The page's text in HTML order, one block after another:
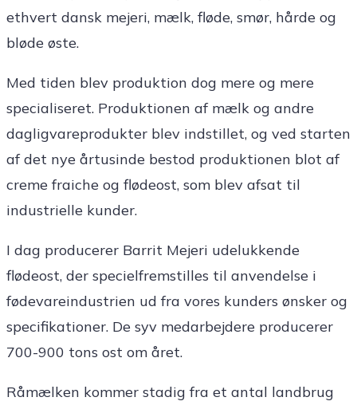
ethvert dansk mejeri, mælk, fløde, smør, hårde og
bløde øste.
Med tiden blev produktion dog mere og mere
specialiseret. Produktionen af mælk og andre
dagligvareprodukter blev indstillet, og ved starten
af det nye årtusinde bestod produktionen blot af
creme fraiche og flødeost, som blev afsat til
industrielle kunder.
I dag producerer Barrit Mejeri udelukkende
flødeost, der specielfremstilles til anvendelse i
fødevareindustrien ud fra vores kunders ønsker og
specifikationer. De syv medarbejdere producerer
700-900 tons ost om året.
Råmælken kommer stadig fra et antal landbrug